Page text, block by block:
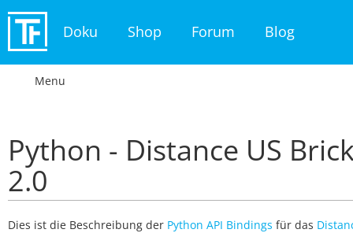
Doku Shop Forum Blog
Menu
Python - Distance US
2.0
Dies ist die Beschreibung der Python API Bindings für das